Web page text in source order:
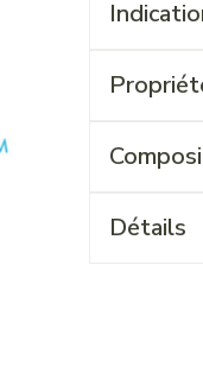
Détails